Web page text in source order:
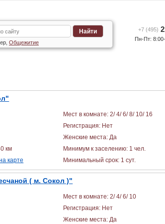
Найти
Общежитие
+7 (495)
Пн-Пт:
км
карте
Мест в комнате: 2/ 4/ 6/ 8/ 10/ 16
Регистрация: Нет
Женские места: Да
Минимум к заселению: 1 чел.
Минимальный срок: 1 сут.
( м. Сокол )"
Мест в комнате: 2/ 4/ 6/ 10
Регистрация: Нет
Женские места: Да